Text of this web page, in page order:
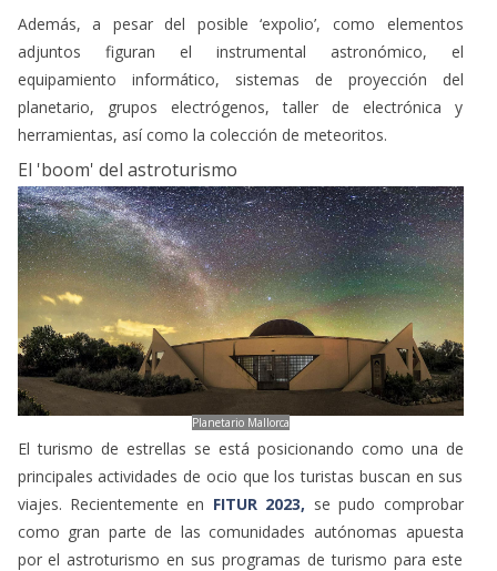
Además, a pesar del posible ‘expolio’, como elementos
adjuntos figuran el instrumental astronómico, el
equipamiento informático, sistemas de proyección del
planetario, grupos electrógenos, taller de electrónica y
herramientas, así como la colección de meteoritos.
El 'boom' del astroturismo
Planetario Mallorca
El turismo de estrellas se está posicionando como una de
principales actividades de ocio que los turistas buscan en sus
viajes. Recientemente en FITUR 2023, se pudo comprobar
como gran parte de las comunidades autónomas apuesta
por el astroturismo en sus programas de turismo para este